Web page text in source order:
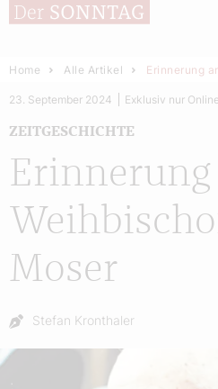
Home Alle Artikel Erinnerung
Erinnerung
Moser
ZEITGESCHICHTE
23. September 2024 Exklusiv nur Online
Autor:
Stefan Kronthaler